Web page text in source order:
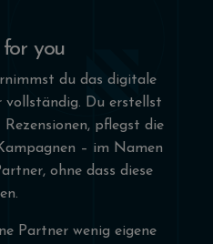
you
du das digitale
vollständig. Du erstellst
pflegst die
– im Namen
ohne dass diese
Partner wenig eigene